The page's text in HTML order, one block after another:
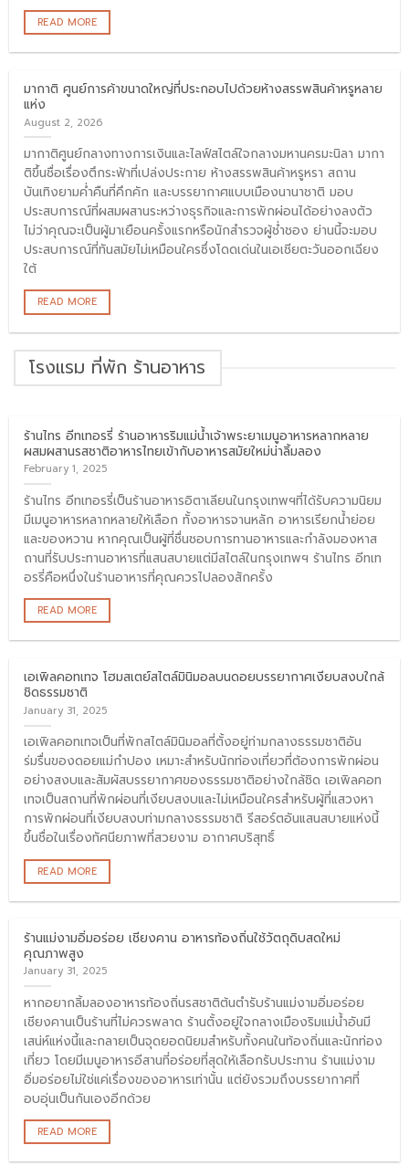
READ MORE
มากาติ ศูนย์การค้าขนาดใหญ่ที่ประกอบไปด้วยห้างสรรพสินค้าหรูหลาย
แห่ง
August 2, 2026
มากาติศูนย์กลางทางการเงินและไลฟ์สไตล์ใจกลางมหานครมะนิลา มากา
ติขึ้นชื่อเรื่องตึกระฟ้าที่เปล่งประกาย ห้างสรรพสินค้าหรูหรา สถาน
บันเทิงยามค่ำคืนที่คึกคัก และบรรยากาศแบบเมืองนานาชาติ มอบ
ประสบการณ์ที่ผสมผสานระหว่างธุรกิจและการพักผ่อนได้อย่างลงตัว
ไม่ว่าคุณจะเป็นผู้มาเยือนครั้งแรกหรือนักสำรวจผู้ช่ำชอง ย่านนี้จะมอบ
ประสบการณ์ที่ทันสมัยไม่เหมือนใครซึ่งโดดเด่นในเอเชียตะวันออกเฉียง
ใต้
READ MORE
โรงแรม ที่พัก ร้านอาหาร
ร้านไทร อีทเทอรรี่ ร้านอาหารริมแม่น้ำเจ้าพระยาเมนูอาหารหลากหลาย
ผสมผสานรสชาติอาหารไทยเข้ากับอาหารสมัยใหม่น่าลิ้มลอง
February 1, 2025
ร้านไทร อีทเทอรรี่เป็นร้านอาหารอิตาเลียนในกรุงเทพฯที่ได้รับความนิยม
มีเมนูอาหารหลากหลายให้เลือก ทั้งอาหารจานหลัก อาหารเรียกน้ำย่อย
และของหวาน หากคุณเป็นผู้ที่ชื่นชอบการทานอาหารและกำลังมองหาส
ถานที่รับประทานอาหารที่แสนสบายแต่มีสไตล์ในกรุงเทพฯ ร้านไทร อีทเท
อรรี่คือหนึ่งในร้านอาหารที่คุณควรไปลองสักครั้ง
READ MORE
เอเพิลคอทเทจ โฮมสเตย์สไตล์มินิมอลบนดอยบรรยากาศเงียบสงบใกล้
ชิดธรรมชาติ
January 31, 2025
เอเพิลคอทเทจเป็นที่พักสไตล์มินิมอลที่ตั้งอยู่ท่ามกลางธรรมชาติอัน
ร่มรื่นของดอยแม่กำปอง เหมาะสำหรับนักท่องเที่ยวที่ต้องการพักผ่อน
อย่างสงบและสัมผัสบรรยากาศของธรรมชาติอย่างใกล้ชิด เอเพิลคอท
เทจเป็นสถานที่พักผ่อนที่เงียบสงบและไม่เหมือนใครสำหรับผู้ที่แสวงหา
การพักผ่อนที่เงียบสงบท่ามกลางธรรมชาติ รีสอร์ตอันแสนสบายแห่งนี้
ขึ้นชื่อในเรื่องทัศนียภาพที่สวยงาม อากาศบริสุทธิ์
READ MORE
ร้านแม่งามอิ่มอร่อย เชียงคาน อาหารท้องถิ่นใช้วัตถุดิบสดใหม่
คุณภาพสูง
January 31, 2025
หากอยากลิ้มลองอาหารท้องถิ่นรสชาติต้นตำรับร้านแม่งามอิ่มอร่อย
เชียงคานเป็นร้านที่ไม่ควรพลาด ร้านตั้งอยู่ใจกลางเมืองริมแม่น้ำอันมี
เสน่ห์แห่งนี้และกลายเป็นจุดยอดนิยมสำหรับทั้งคนในท้องถิ่นและนักท่อง
เที่ยว โดยมีเมนูอาหารอีสานที่อร่อยที่สุดให้เลือกรับประทาน ร้านแม่งาม
อิ่มอร่อยไม่ใช่แค่เรื่องของอาหารเท่านั้น แต่ยังรวมถึงบรรยากาศที่
อบอุ่นเป็นกันเองอีกด้วย
READ MORE